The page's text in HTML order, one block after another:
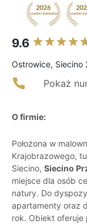
9.6
Ostrowice, Siecino
Pokaż
O firmie:
Położona w
Krajobrazowego,
Siecino, Siecino
miejsce dla osób
natury. Do
apartamenty oraz
rok. Obiekt